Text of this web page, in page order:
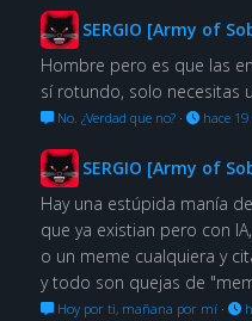
SERGIO [Army of
Hombre pero es que las
sí rotundo, solo necesitas
No. ¿Verdad que no?· hace 19
SERGIO [Army of
Hay una estúpida manía
que ya existian pero con
o un meme cualquiera y
y todo son quejas de
Hoy por ti, mañana por mí·